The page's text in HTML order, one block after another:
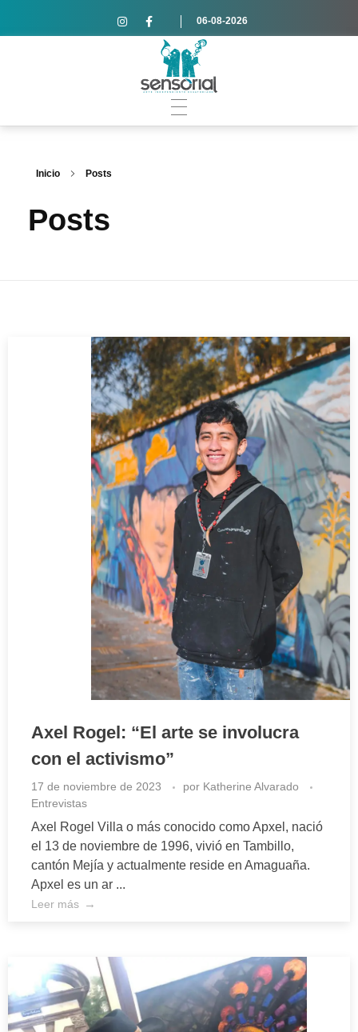
06-08-2026
Inicio Posts
Posts
Axel Rogel: “El arte se involucra
con el activismo”
17 de noviembre de 2023 por Katherine Alvarado
Entrevistas
Axel Rogel Villa o más conocido como Apxel, nació
el 13 de noviembre de 1996, vivió en Tambillo,
cantón Mejía y actualmente reside en Amaguaña.
Apxel es un ar ...
Leer más